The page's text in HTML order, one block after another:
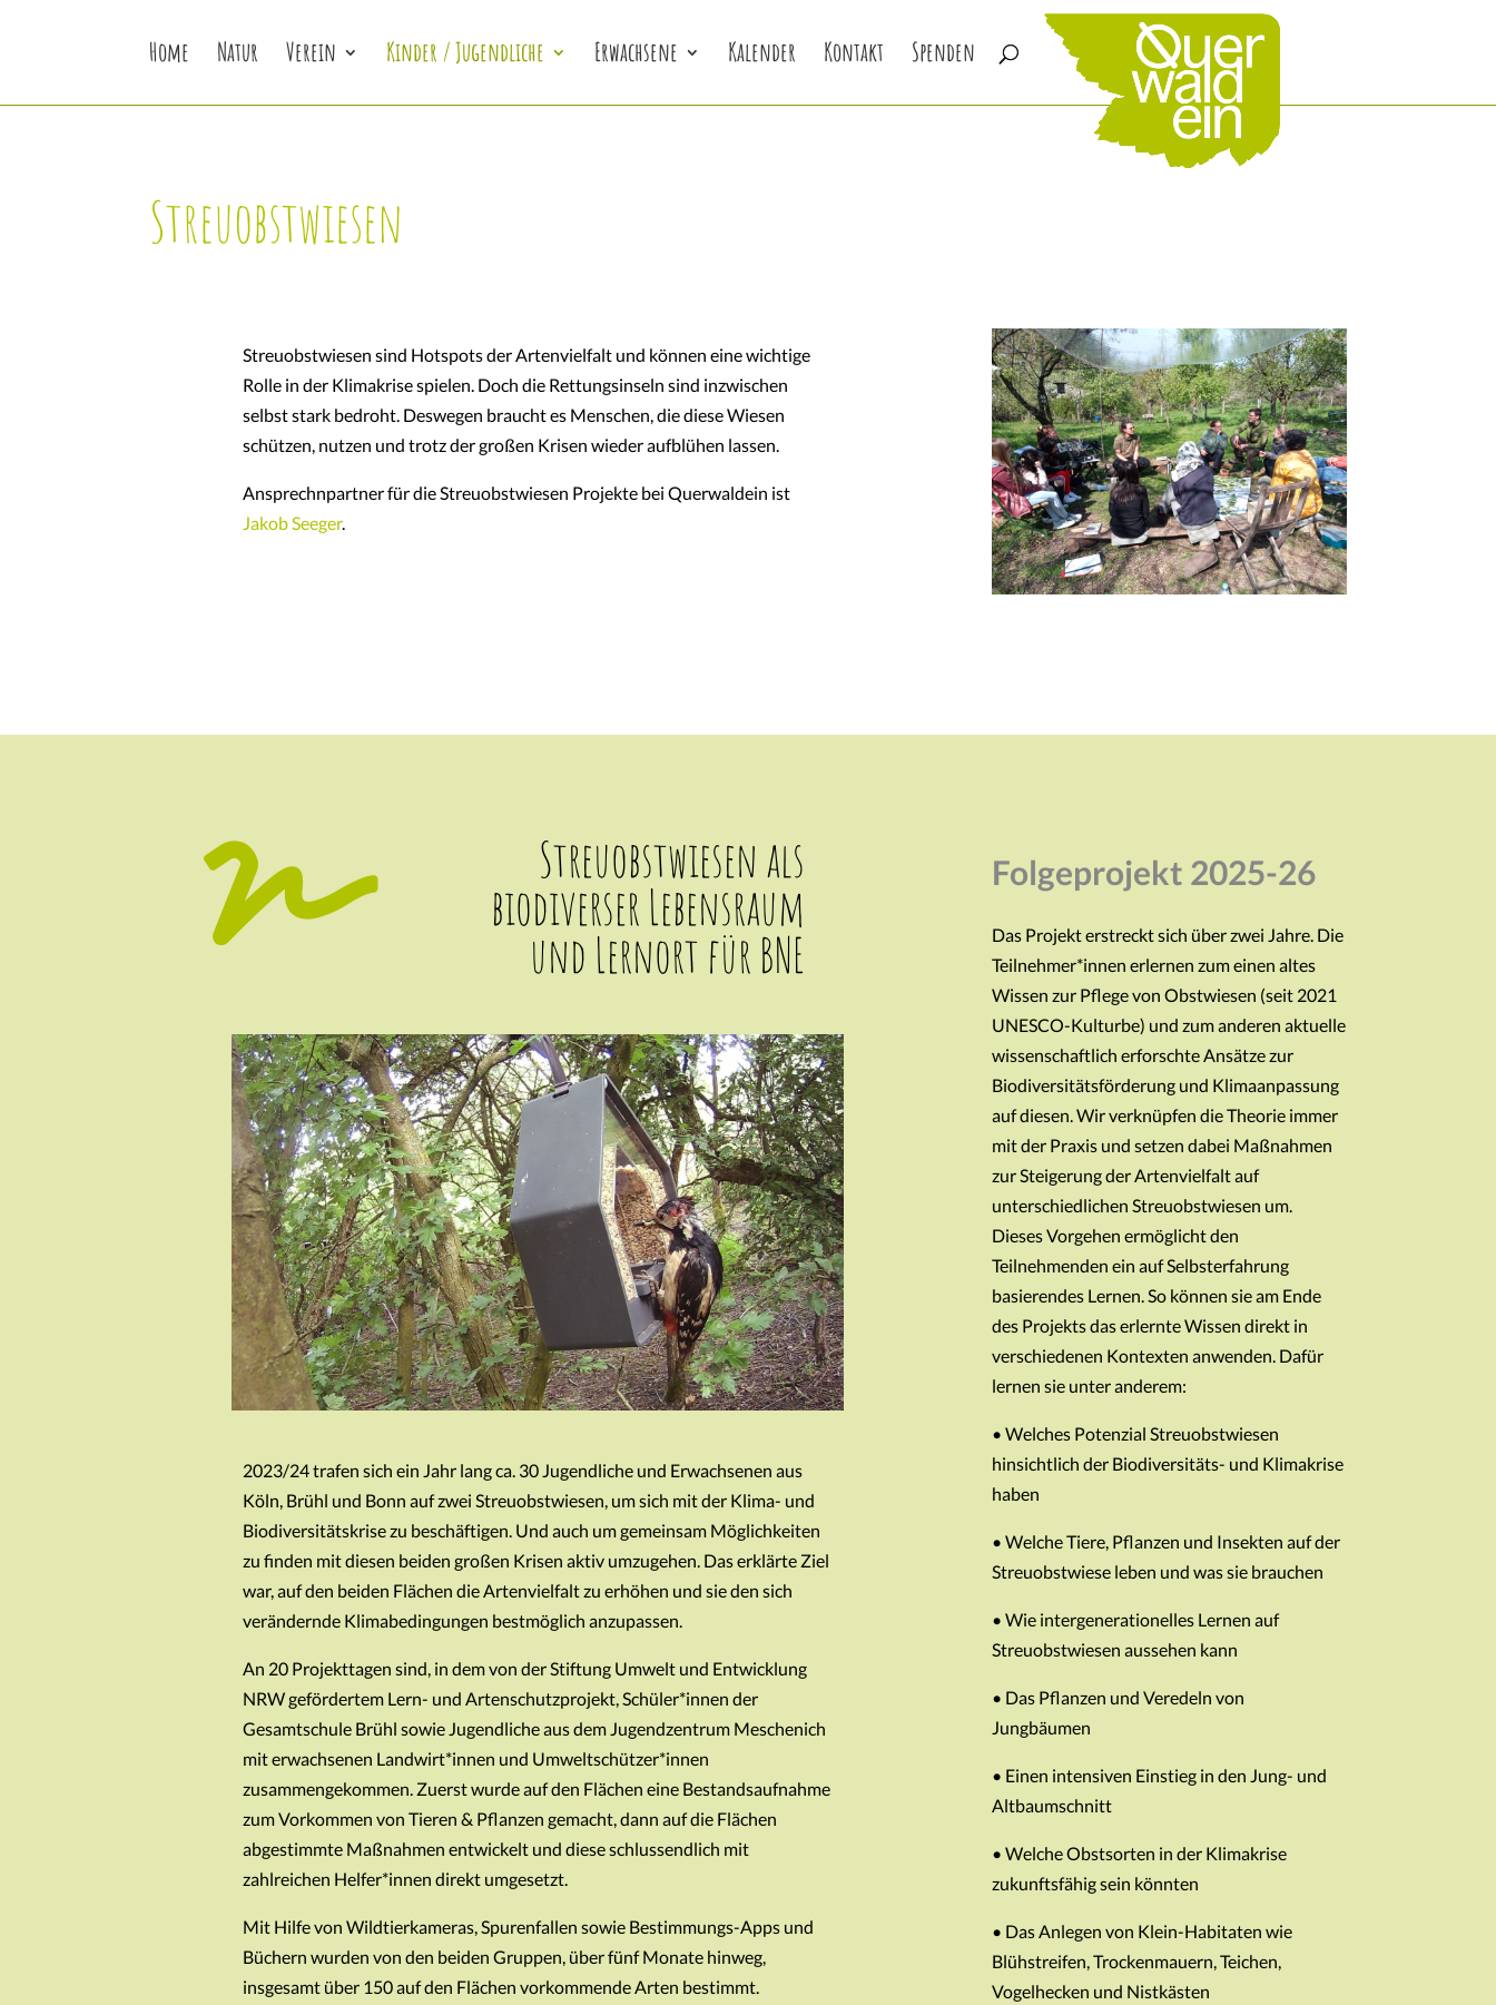
Home Natur Verein Kinder / Jugendliche Erwachsene Kalender Kontakt Spenden
Streuobstwiesen
Streuobstwiesen sind Hotspots der Artenvielfalt und können eine wichtige
Rolle in der Klimakrise spielen. Doch die Rettungsinseln sind inzwischen
selbst stark bedroht. Deswegen braucht es Menschen, die diese Wiesen
schützen, nutzen und trotz der großen Krisen wieder aufblühen lassen.
Ansprechnpartner für die Streuobstwiesen Projekte bei Querwaldein ist
Jakob Seeger.
 Streuobstwiesen als
biodiverser Lebensraum
und Lernort für BNE
2023/24 trafen sich ein Jahr lang ca. 30 Jugendliche und Erwachsenen aus
Köln, Brühl und Bonn auf zwei Streuobstwiesen, um sich mit der Klima- und
Biodiversitätskrise zu beschäftigen. Und auch um gemeinsam Möglichkeiten
zu finden mit diesen beiden großen Krisen aktiv umzugehen. Das erklärte Ziel
war, auf den beiden Flächen die Artenvielfalt zu erhöhen und sie den sich
verändernde Klimabedingungen bestmöglich anzupassen.
An 20 Projekttagen sind, in dem von der Stiftung Umwelt und Entwicklung
NRW gefördertem Lern- und Artenschutzprojekt, Schüler*innen der
Gesamtschule Brühl sowie Jugendliche aus dem Jugendzentrum Meschenich
mit erwachsenen Landwirt*innen und Umweltschützer*innen
zusammengekommen. Zuerst wurde auf den Flächen eine Bestandsaufnahme
zum Vorkommen von Tieren & Pflanzen gemacht, dann auf die Flächen
abgestimmte Maßnahmen entwickelt und diese schlussendlich mit
zahlreichen Helfer*innen direkt umgesetzt.
Mit Hilfe von Wildtierkameras, Spurenfallen sowie Bestimmungs-Apps und
Büchern wurden von den beiden Gruppen, über fünf Monate hinweg,
insgesamt über 150 auf den Flächen vorkommende Arten bestimmt.
Folgeprojekt 2025-26
Das Projekt erstreckt sich über zwei Jahre. Die
Teilnehmer*innen erlernen zum einen altes
Wissen zur Pflege von Obstwiesen (seit 2021
UNESCO-Kulturbe) und zum anderen aktuelle
wissenschaftlich erforschte Ansätze zur
Biodiversitätsförderung und Klimaanpassung
auf diesen. Wir verknüpfen die Theorie immer
mit der Praxis und setzen dabei Maßnahmen
zur Steigerung der Artenvielfalt auf
unterschiedlichen Streuobstwiesen um.
Dieses Vorgehen ermöglicht den
Teilnehmenden ein auf Selbsterfahrung
basierendes Lernen. So können sie am Ende
des Projekts das erlernte Wissen direkt in
verschiedenen Kontexten anwenden. Dafür
lernen sie unter anderem:
• Welches Potenzial Streuobstwiesen
hinsichtlich der Biodiversitäts- und Klimakrise
haben
• Welche Tiere, Pflanzen und Insekten auf der
Streuobstwiese leben und was sie brauchen
• Wie intergenerationelles Lernen auf
Streuobstwiesen aussehen kann
• Das Pflanzen und Veredeln von
Jungbäumen
• Einen intensiven Einstieg in den Jung- und
Altbaumschnitt
• Welche Obstsorten in der Klimakrise
zukunftsfähig sein könnten
• Das Anlegen von Klein-Habitaten wie
Blühstreifen, Trockenmauern, Teichen,
Vogelhecken und Nistkästen